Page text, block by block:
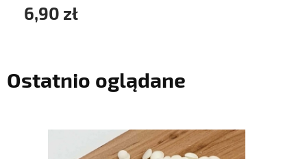
6,90 zł
Ostatnio oglądane